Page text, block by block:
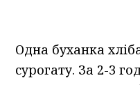
Одна буханка
сурогату. За 2-3